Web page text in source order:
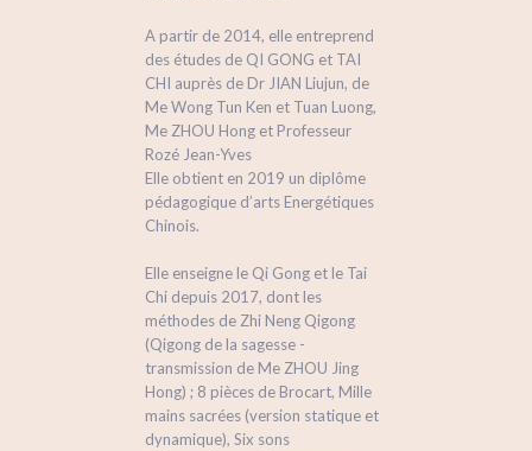
A partir de 2014, elle entreprend
des études de QI GONG et TAI
CHI auprès de Dr JIAN Liujun, de
Me Wong Tun Ken et Tuan Luong,
Me ZHOU Hong et Professeur
Rozé Jean-Yves
Elle obtient en 2019 un diplôme
pédagogique d’arts Energétiques
Chinois.
Elle enseigne le Qi Gong et le Tai
Chi depuis 2017, dont les
méthodes de Zhi Neng Qigong
(Qigong de la sagesse -
transmission de Me ZHOU Jing
Hong) ; 8 pièces de Brocart, Mille
mains sacrées (version statique et
dynamique), Six sons